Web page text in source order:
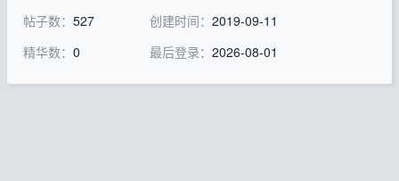
帖子数： 527
精华数： 0
创建时间： 2019-09-11
最后登录： 2026-08-01